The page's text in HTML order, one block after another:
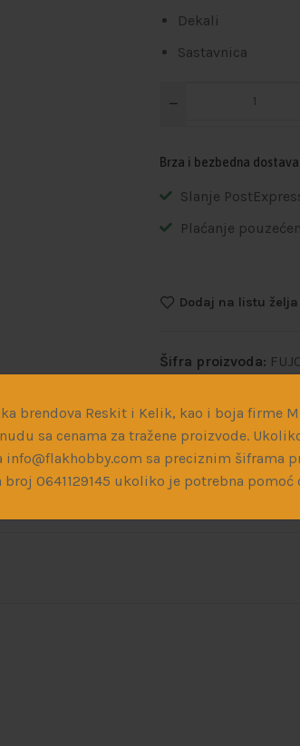
brendova Reskit i Kelik, kao i boja firme
sa cenama za tražene proizvode.
sa preciznim šiframa
0641129145 ukoliko je potrebna pomoć
Dekali
Sastavnica
Brza i bezbedna dostava:
Slanje
Plaćanje
Dodaj na listu želja
Šifra proizvoda:
Podeli: